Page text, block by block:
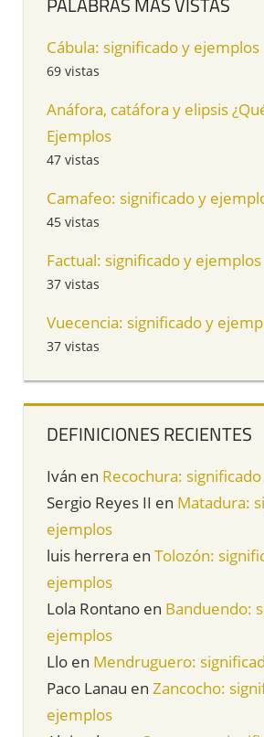
Cábula: significado y ejemplos
69 vistas
Anáfora, catáfora y elipsis
Ejemplos
47 vistas
Camafeo: significado y
45 vistas
Factual: significado y ejemplos
37 vistas
Vuecencia: significado y
37 vistas
DEFINICIONES RECIENTES
Iván en Recochura:
Sergio Reyes II en Matadura:
ejemplos
luis herrera en Tolozón:
ejemplos
Lola Rontano en Banduendo:
ejemplos
Llo en Mendruguero:
Paco Lanau en Zancocho:
ejemplos